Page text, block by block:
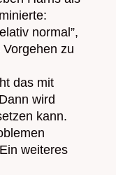
normal”,
zu
das mit
wird
kann.
weiteres